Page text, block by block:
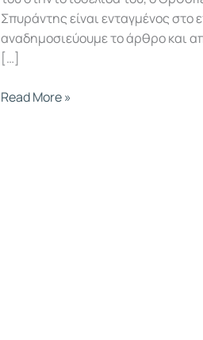
Σπυράντης είναι ενταγμένος στο
αναδημοσιεύουμε το άρθρο και
[…]
Read More »